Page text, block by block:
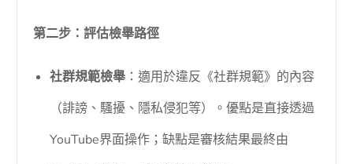
第二步：評估檢舉路徑
社群規範檢舉 ：適用於違反《社群規範》的內容
（誹謗、騷擾、隱私侵犯等）。優點是直接透過
YouTube界面操作；缺點是審核結果最終由